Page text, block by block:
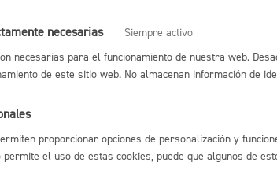
necesarias
Siempre activo
necesarias para el funcionamiento de nuestra web.
de este sitio web. No almacenan información de
proporcionar opciones de personalización y
permite el uso de estas cookies, puede que algunos de